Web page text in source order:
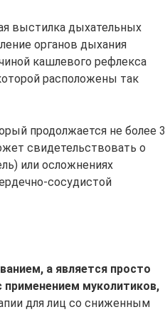
выстилка дыхательных
органов дыхания
кашлевого рефлекса
расположены так
продолжается не более 3
свидетельствовать о
или осложнениях
сосудистой
а является просто
муколитиков,
для лиц со сниженным